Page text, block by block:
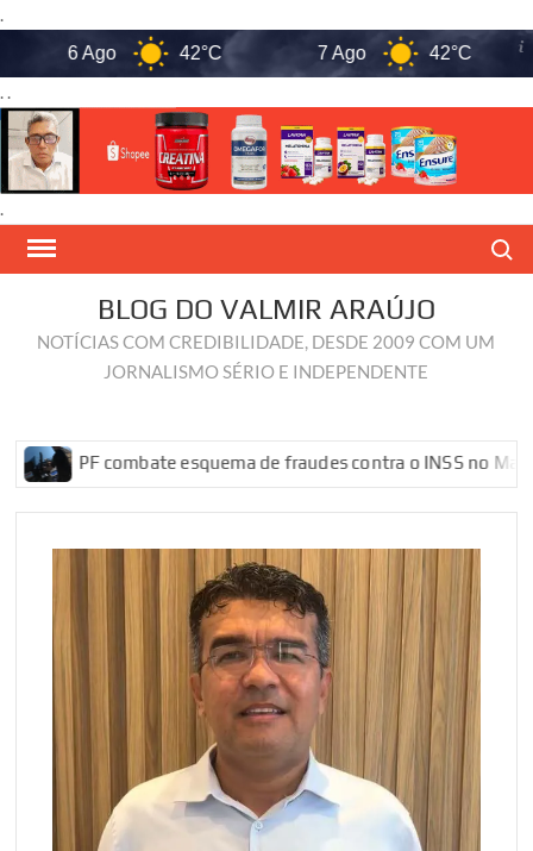
.
6 Ago 42°C 7 Ago 42°C
. .
.
Skip
BLOG DO VALMIR ARAÚJO
NOTÍCIAS COM CREDIBILIDADE, DESDE 2009 COM UM
JORNALISMO SÉRIO E INDEPENDENTE
PF combate esquema de fraudes contra o INSS no Maranhão